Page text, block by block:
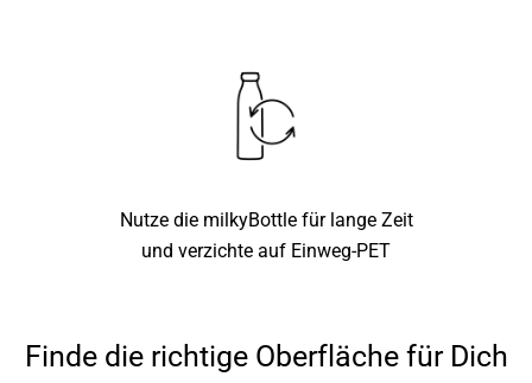
Nutze die milkyBottle für lange Zeit
und verzichte auf Einweg-PET
Finde die richtige Oberfläche für Dich